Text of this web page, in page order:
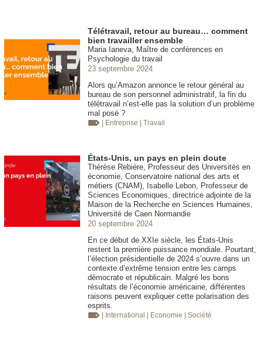
Télétravail, retour au bureau… comment
bien travailler ensemble
Maria Ianeva, Maître de conférences en
Psychologie du travail
23 septembre 2024
Alors qu’Amazon annonce le retour général au
bureau de son personnel administratif, la fin du
télétravail n’est-elle pas la solution d’un problème
mal posé ?
| Entreprise | Travail
États-Unis, un pays en plein doute
Thérèse Rebière, Professeur des Universités en
économie, Conservatoire national des arts et
métiers (CNAM), Isabelle Lebon, Professeur de
Sciences Economiques, directrice adjointe de la
Maison de la Recherche en Sciences Humaines,
Université de Caen Normandie
20 septembre 2024
En ce début de XXIe siècle, les États-Unis
restent la première puissance mondiale. Pourtant,
l’élection présidentielle de 2024 s’ouvre dans un
contexte d’extrême tension entre les camps
démocrate et républicain. Malgré les bons
résultats de l’économie américaine, différentes
raisons peuvent expliquer cette polarisation des
esprits.
| International | Economie | Société